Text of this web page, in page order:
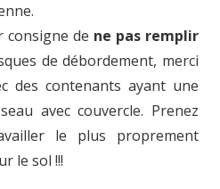
consigne de ne pas remplir
de débordement, merci
des contenants ayant une
avec couvercle. Prenez
le plus proprement
le sol !!!